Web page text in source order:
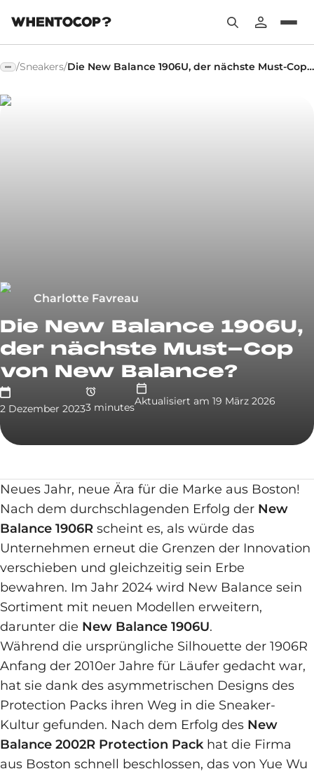
/Sneakers/ Die New Balance 1906U, der nächste Must-Cop von New Balance?
Charlotte Favreau
Die New Balance 1906U,
der nächste Must-Cop
von New Balance?
2 Dezember 20233 minutesAktualisiert am 19 März 2026
Neues Jahr, neue Ära für die Marke aus Boston!
Nach dem durchschlagenden Erfolg der New
Balance 1906R scheint es, als würde das
Unternehmen erneut die Grenzen der Innovation
verschieben und gleichzeitig sein Erbe
bewahren. Im Jahr 2024 wird New Balance sein
Sortiment mit neuen Modellen erweitern,
darunter die New Balance 1906U.
Während die ursprüngliche Silhouette der 1906R
Anfang der 2010er Jahre für Läufer gedacht war,
hat sie dank des asymmetrischen Designs des
Protection Packs ihren Weg in die Sneaker-
Kultur gefunden. Nach dem Erfolg des New
Balance 2002R Protection Packhat die Firma
aus Boston schnell beschlossen, das von Yue Wu